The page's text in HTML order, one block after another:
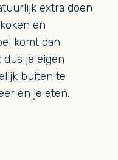
extra doen
en
komt dan
dus je eigen
buiten te
en je eten.